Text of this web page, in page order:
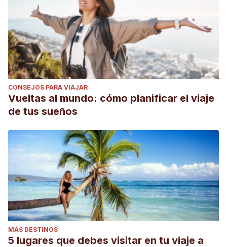
CONSEJOS PARA VIAJAR
Vueltas al mundo: cómo planificar el viaje
de tus sueños
MÁS DESTINOS
5 lugares que debes visitar en tu viaje a